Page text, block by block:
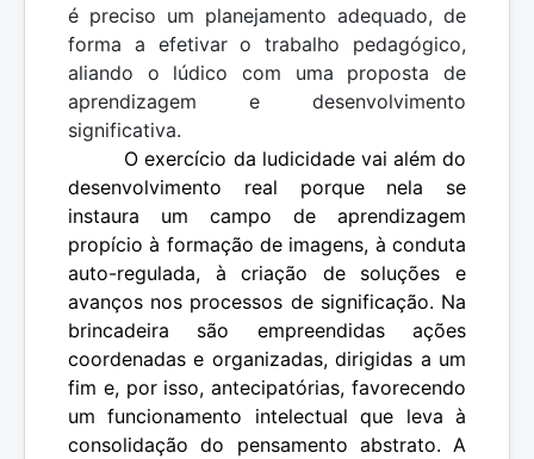
é preciso um planejamento adequado, de
forma a efetivar o trabalho pedagógico,
aliando o lúdico com uma proposta de
aprendizagem e desenvolvimento
significativa.
O exercício da ludicidade vai além do
desenvolvimento real porque nela se
instaura um campo de aprendizagem
propício à formação de imagens, à conduta
auto-regulada, à criação de soluções e
avanços nos processos de significação. Na
brincadeira são empreendidas ações
coordenadas e organizadas, dirigidas a um
fim e, por isso, antecipatórias, favorecendo
um funcionamento intelectual que leva à
consolidação do pensamento abstrato. A